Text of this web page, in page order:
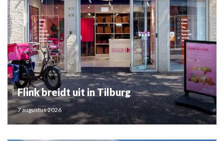
Flink breidt uit in Tilburg
7 augustus 2026